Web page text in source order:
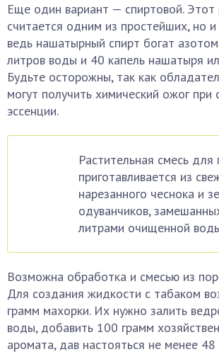
Еще один вариант — спиртовой. Этот
считается одним из простейших, но
ведь нашатырный спирт богат
литров воды и 40 капель нашатыря
Будьте осторожны, так как
могут получить химический ожог при
эссенции.
Растительная смесь для
приготавливается из
нарезанного чеснока и
одуванчиков,
литрами очищенной
Возможна обработка и смесью из
Для создания жидкости с табаком
грамм махорки. Их нужно залить
воды, добавить 100 грамм
аромата, дав настояться не менее 48